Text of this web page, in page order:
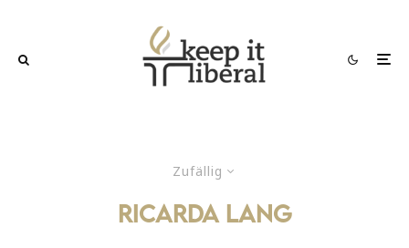
Zufällig
ricarda lang